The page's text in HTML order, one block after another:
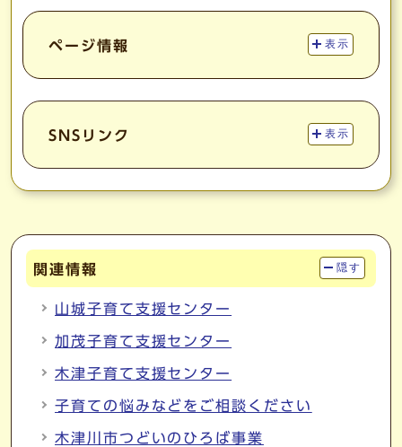
ページ情報 表示
SNSリンク 表示
関連情報 隠す
山城子育て支援センター
加茂子育て支援センター
木津子育て支援センター
子育ての悩みなどをご相談ください
木津川市つどいのひろば事業